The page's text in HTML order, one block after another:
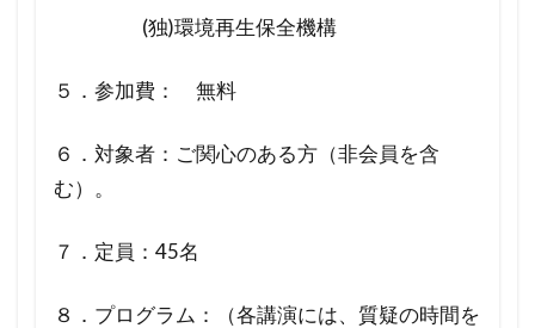
(独)環境再生保全機構
５．参加費： 無料
６．対象者：ご関心のある方（非会員を含
む）。
７．定員：45名
８．プログラム：（各講演には、質疑の時間を